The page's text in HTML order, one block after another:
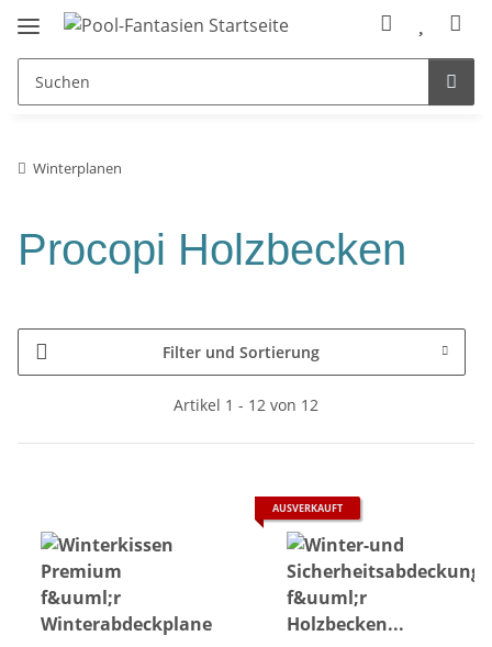
Winterplanen
Procopi Holzbecken
Filter und Sortierung
Artikel 1 - 12 von 12
AUSVERKAUFT